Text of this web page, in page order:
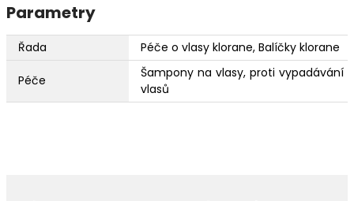
Parametry
Řada Péče o vlasy klorane, Balíčky klorane
Péče
Šampony na vlasy, proti vypadávání
vlasů